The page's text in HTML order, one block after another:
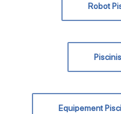
Robot
Equipement